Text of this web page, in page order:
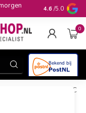
10+jaar
4.6 /5.0
0
USB-C